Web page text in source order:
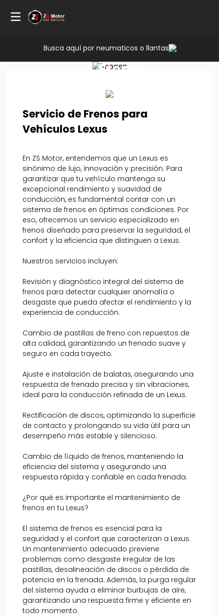
Busca aquí por neumaticos o llantas
Servicio
Frenos
Lexus
Servicio de Frenos para
Vehículos Lexus
En ZS Motor, entendemos que un Lexus es
sinónimo de lujo, innovación y precisión. Para
garantizar que tu vehículo mantenga su
excepcional rendimiento y suavidad de
conducción, es fundamental contar con un
sistema de frenos en óptimas condiciones. Por
eso, ofrecemos un servicio especializado en
frenos diseñado para preservar la seguridad, el
confort y la eficiencia que distinguen a Lexus.
Nuestros servicios incluyen:
Revisión y diagnóstico integral del sistema de
frenos para detectar cualquier anomalía o
desgaste que pueda afectar el rendimiento y la
experiencia de conducción.
Cambio de pastillas de freno con repuestos de
alta calidad, garantizando un frenado suave y
seguro en cada trayecto.
Ajuste e instalación de balatas, asegurando una
respuesta de frenado precisa y sin vibraciones,
ideal para la conducción refinada de un Lexus.
Rectificación de discos, optimizando la superficie
de contacto y prolongando su vida útil para un
desempeño más estable y silencioso.
Cambio de líquido de frenos, manteniendo la
eficiencia del sistema y asegurando una
respuesta rápida y confiable en cada frenada.
¿Por qué es importante el mantenimiento de
frenos en tu Lexus?
El sistema de frenos es esencial para la
seguridad y el confort que caracterizan a Lexus.
Un mantenimiento adecuado previene
problemas como desgaste irregular de las
pastillas, desalineación de discos o pérdida de
potencia en la frenada. Además, la purga regular
del sistema ayuda a eliminar burbujas de aire,
garantizando una respuesta firme y eficiente en
todo momento.